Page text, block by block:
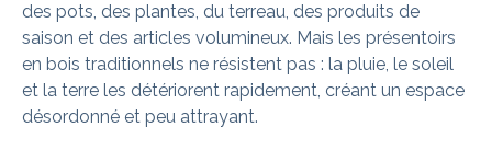
des pots, des plantes, du terreau, des produits de
saison et des articles volumineux. Mais les présentoirs
en bois traditionnels ne résistent pas : la pluie, le soleil
et la terre les détériorent rapidement, créant un espace
désordonné et peu attrayant.